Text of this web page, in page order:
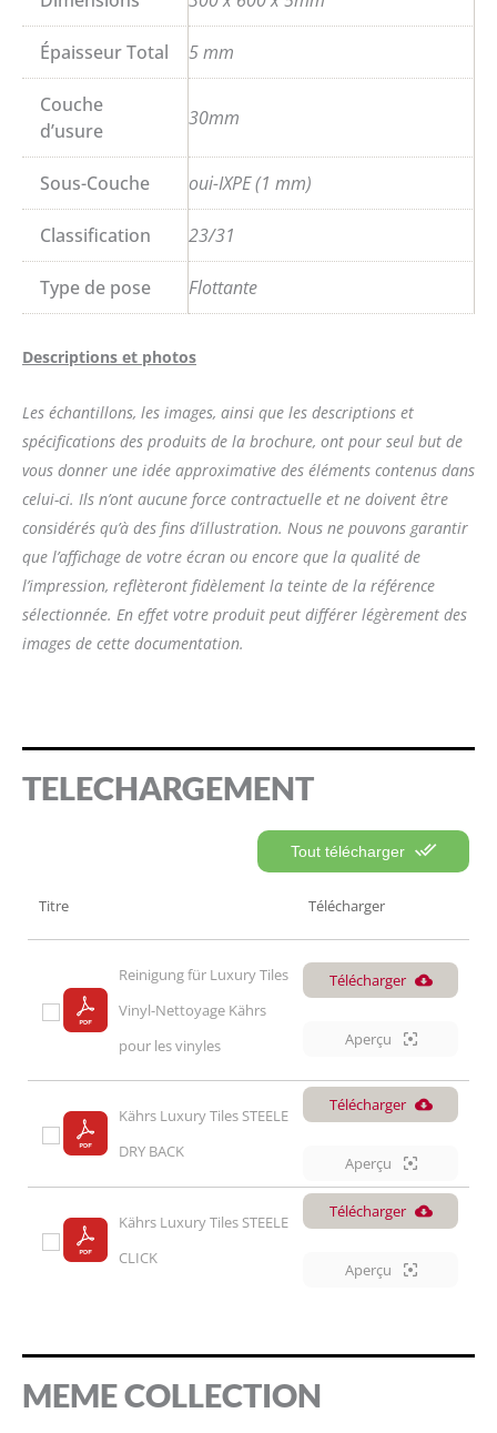
Épaisseur Total 5 mm
Couche
d’usure
30mm
Sous-Couche oui-IXPE (1 mm)
Classification 23/31
Type de pose Flottante
Descriptions et photos
Les échantillons, les images, ainsi que les descriptions et
spécifications des produits de la brochure, ont pour seul but de
vous donner une idée approximative des éléments contenus dans
celui-ci. Ils n’ont aucune force contractuelle et ne doivent être
considérés qu’à des fins d’illustration. Nous ne pouvons garantir
que l’affichage de votre écran ou encore que la qualité de
l’impression, reflèteront fidèlement la teinte de la référence
sélectionnée. En effet votre produit peut différer légèrement des
images de cette documentation.
TELECHARGEMENT
Tout télécharger
Titre Télécharger
Reinigung für Luxury Tiles
Vinyl-Nettoyage Kährs
pour les vinyles
Télécharger
Aperçu
Kährs Luxury Tiles STEELE
DRY BACK
Télécharger
Aperçu
Kährs Luxury Tiles STEELE
CLICK
Télécharger
Aperçu
MEME COLLECTION